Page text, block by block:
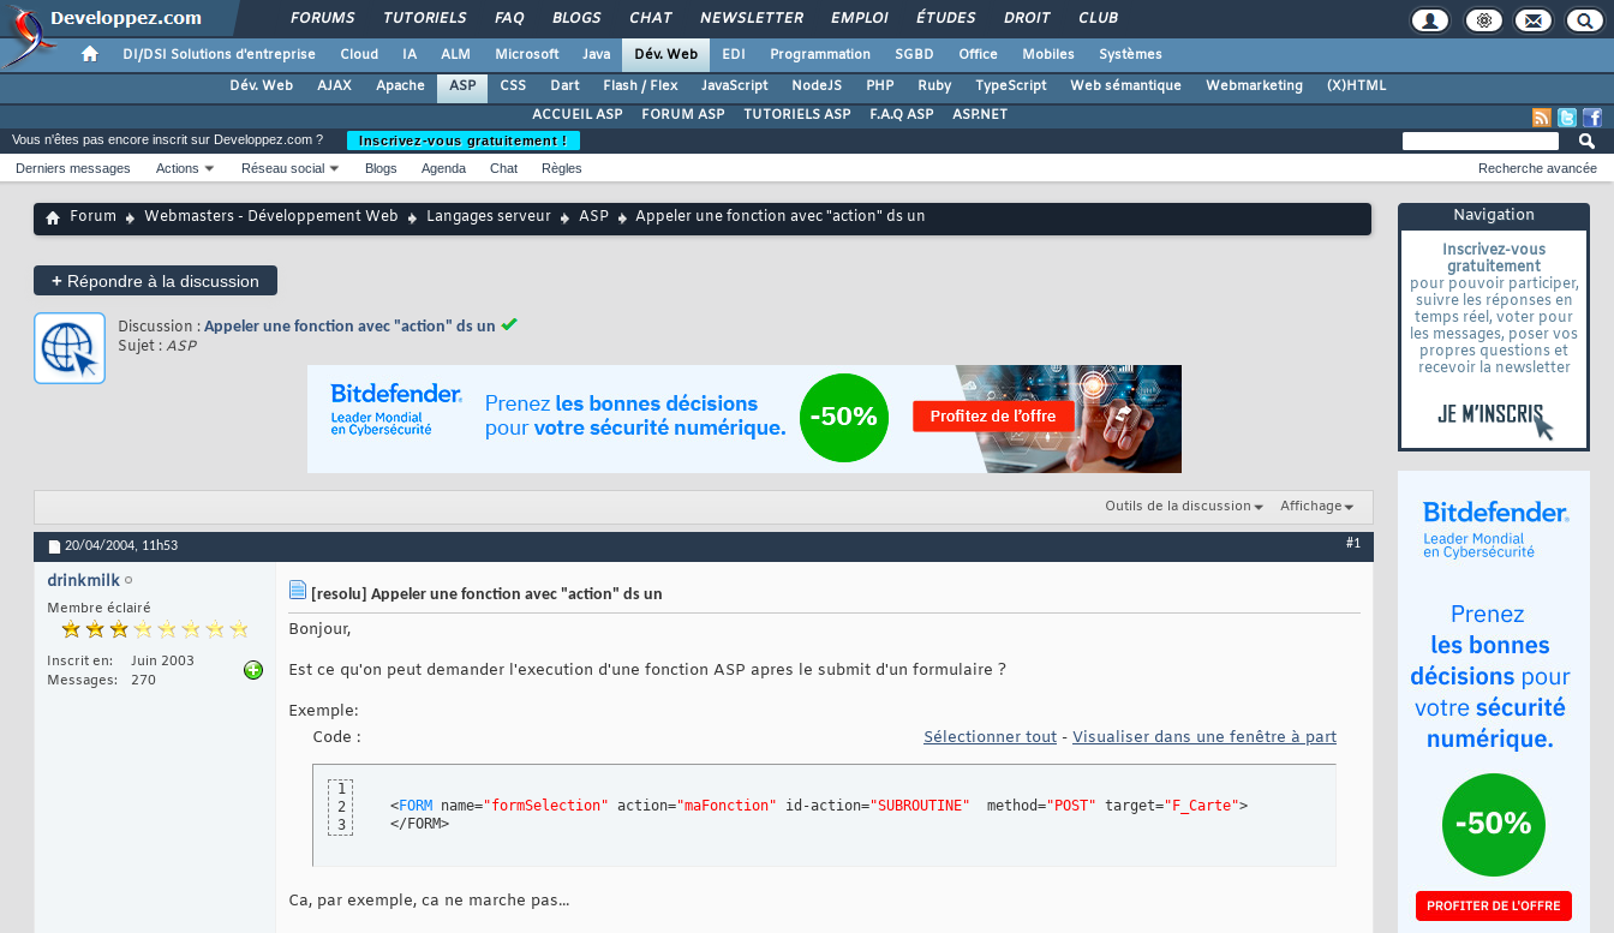
FORUMS TUTORIELS FAQ BLOGS CHAT NEWSLETTER EMPLOI ÉTUDES DROIT CLUB
DI/DSI Solutions d'entreprise Cloud IA ALM Microsoft Java Dév. Web EDI Programmation SGBD Office Mobiles
Systèmes
Dév. Web
AJAX Apache ASP CSS Dart Flash / Flex JavaScript NodeJS PHP Ruby TypeScript Web sémantique Webmarketing
(X)HTML
ACCUEIL ASP
FORUM ASP TUTORIELS ASP F.A.Q ASP ASP.NET
Navigation
Inscrivez-vous
gratuitement
pour pouvoir participer,
suivre les réponses en
temps réel, voter pour
les messages, poser vos
propres questions et
recevoir la newsletter
Vous n'êtes pas encore inscrit sur Developpez.com ?
Inscrivez-vous gratuitement !
Derniers messages
Actions Réseau social Blogs Agenda Chat Règles Recherche avancée
Forum Webmasters - Développement Web Langages serveur ASP Appeler une fonction avec "action" ds un
+ Répondre à la discussion
Discussion : Appeler une fonction avec "action" ds un
Sujet :ASP
Outils de la discussion Affichage
20/04/2004, 11h53 #1
drinkmilk
Membre éclairé
Inscrit en
Juin 2003
Messages
270
[resolu] Appeler une fonction avec "action" ds un
Bonjour,
Est ce qu'on peut demander l'execution d'une fonction ASP apres le submit d'un formulaire ?
Exemple:
Code :
Sélectionner tout - Visualiser dans une fenêtre à part
1
2
3
  <
FORM name="formSelection" action="maFonction" id-action="SUBROUTINE"
  method=
"POST" target="F_Carte">
  </FORM>
Ca, par exemple, ca ne marche pas...